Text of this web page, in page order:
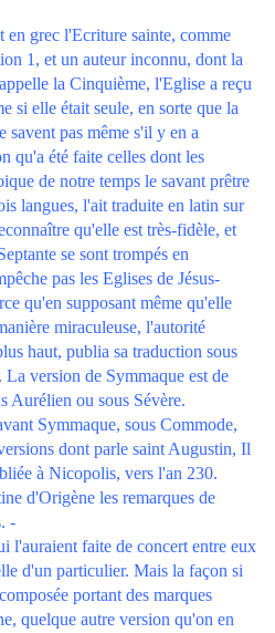
en grec l'Ecriture sainte, comme
1, et un auteur inconnu, dont la
la Cinquième, l'Eglise a reçu
si elle était seule, en sorte que la
savent pas même s'il y en a
qu'a été faite celles dont les
de notre temps le savant prêtre
langues, l'ait traduite en latin sur
qu'elle est très-fidèle, et
se sont trompés en
pas les Eglises de Jésus-
qu'en supposant même qu'elle
miraculeuse, l'autorité
haut, publia sa traduction sous
version de Symmaque est de
Aurélien ou sous Sévère.
Symmaque, sous Commode,
dont parle saint Augustin, Il
à Nicopolis, vers l'an 230.
d'Origène les remarques de
-
l'auraient faite de concert entre eux
d'un particulier. Mais la façon si
portant des marques
quelque autre version qu'on en